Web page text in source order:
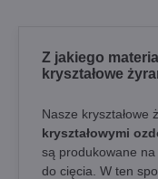
Z jakiego
kryształowe
Nasze kryształowe
kryształowymi
są produkowane
do cięcia. W ten